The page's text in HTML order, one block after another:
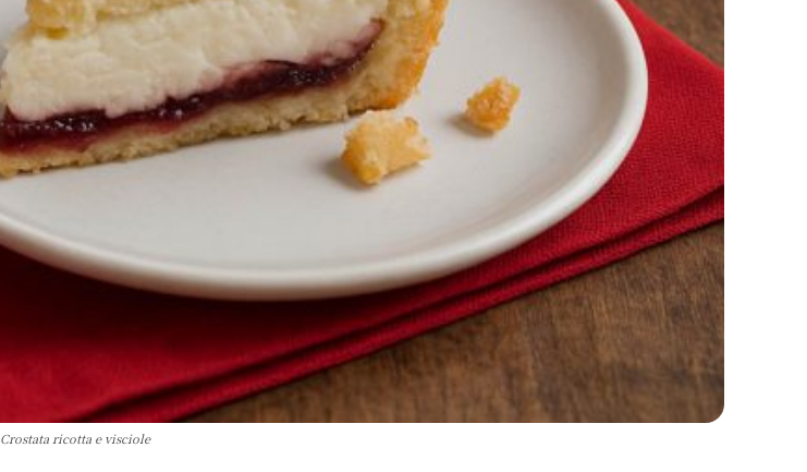
Crostata ricotta e visciole